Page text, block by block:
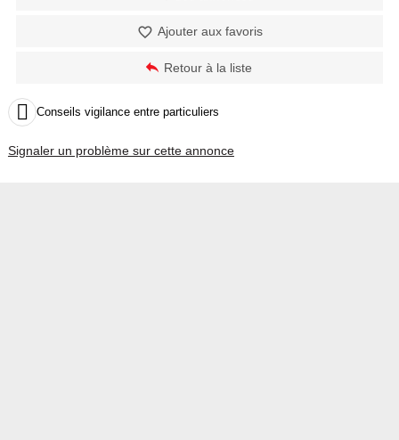
Ajouter aux favoris
Retour à la liste
 Conseils vigilance entre particuliers
Signaler un problème sur cette annonce